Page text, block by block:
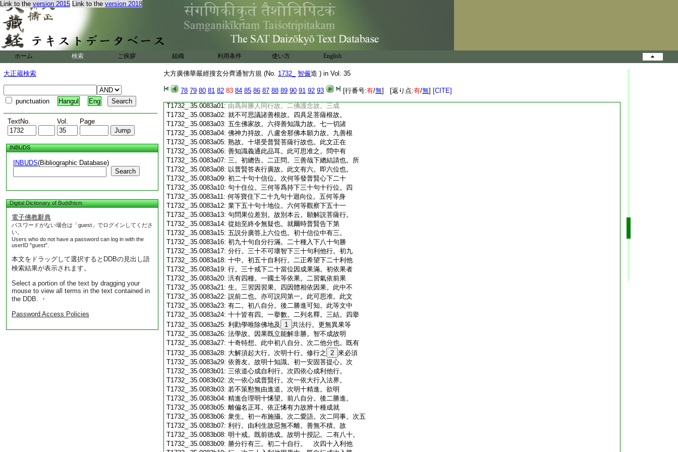
Link to the version 2015 Link to the version 2018
ホーム 検索 ご挨拶 組織 利用条件 使い方 English
大正蔵検索
punctuation Hangul Eng
TextNo. Vol. Page
INBUDS
INBUDS(Bibliographic Database)
Search
Digital Dictionary of Buddhism
電子佛教辭典
パスワードがない場合は「guest」でログインしてくださ
い。
Users who do not have a password can log in with the
userID "guest".
本文をドラッグして選択するとDDBの見出し語
検索結果が表示されます。
Select a portion of the text by dragging your
mouse to view all terms in the text contained in
the DDB. ・
Password Access Policies
大方廣佛華嚴經搜玄分齊通智方規 (No. 1732_ 智儼造 ) in Vol. 35
78 79 80 81 82 83 84 85 86 87 88 89 90 91 92 93 [行番号:有/無] [返り点:有/無] [CITE]
T1732_.35.0082c19:利他。第二列名歎徳中有二。初列名。此略
T1732_.35.0082c20: 列。所以此文菩薩名同普者。爲行體順理
T1732_.35.0082c21:成無異相故也。次歎徳中有四初總。二隨
T1732_.35.0082c22:
諸世下攝法爲首行。三悉能受持下護持正
法行。四隨諸下示成大事行。二入定中有三。
T1732_.35.0082c24:初入定。二列名。三明定力。所以此名華嚴
T1732_.35.0082c25:定。表行嚴果故。三明起定同前可知。四
T1732_.35.0082c26: 請問中所以獨普慧爲法先問。彰今但以
T1732_.35.0082c27: 慧導行也。復顯機廣大故。但慧發於體。故
T1732_.35.0082c28:普慧略問二百句。巧行隨縁故。普賢廣答
二千句也。此中已下有十意。故行教興。一
T1732_.35.0083a01: 由爲與勝人同行故。二佛護念故。三成
T1732_.35.0083a02: 就不可思議諸善根故。四具足菩薩根故。
T1732_.35.0083a03: 五生佛家故。六得善知識力故。七一切諸
T1732_.35.0083a04: 佛神力持故。八盧舍那佛本願力故。九善根
T1732_.35.0083a05: 熟故。十堪受普賢菩薩行故也。此文正在
T1732_.35.0083a06: 善知識義通此品耳。此可思准之。問中有
T1732_.35.0083a07: 三。初總告。二正問。三善哉下總結請也。所
T1732_.35.0083a08: 以普賢答表行廣故。此文有六。即六位也。
T1732_.35.0083a09: 初二十句十信位。次何等發普賢心下二十
T1732_.35.0083a10: 句十住位。三何等爲持下三十句十行位。四
T1732_.35.0083a11: 何等寶住下二十九句十迴向位。五何等身
T1732_.35.0083a12: 業下五十句十地位。六何等觀察下五十一
T1732_.35.0083a13: 句問果位差別。故別本云。願解説菩薩行。
T1732_.35.0083a14: 從始至終令無疑也。就爾時普賢告下第
T1732_.35.0083a15: 五説分廣答上六位也。初十信位中有三。
T1732_.35.0083a16: 初九十句自分行滿。二十種入下八十句勝
T1732_.35.0083a17: 分行。三十不可壞智下三十句利他行。初九
T1732_.35.0083a18: 十中。初五十自利行。二正希望下二十利他
T1732_.35.0083a19: 行。三十戒下二十當位因成果滿。初依果者
T1732_.35.0083a20: 汎有四種。一國土等依果。二習氣依前果
T1732_.35.0083a21: 生。三習因習果。四因體相依因果。此中不
T1732_.35.0083a22: 説前二也。亦可説同第一。此可思准。此文
T1732_.35.0083a23: 有二。初八自分。後二勝進可知。此等文中
T1732_.35.0083a24: 十十皆有四。一擧數。二列名釋。三結。四擧
T1732_.35.0083a25: 利勸學唯除佛地及 1 共法行。更無異果等
T1732_.35.0083a26: 法學故。因果既立能解非勝。智不成故明
T1732_.35.0083a27: 十奇特想。此中初八自分。次二他分也。既有
T1732_.35.0083a28: 大解須起大行。次明十行。修行之 2 來必須
T1732_.35.0083a29: 依善友。故明十知識。初一安固菩提心。次
T1732_.35.0083b01: 三依道心成自利行。次四依心成利他行。
T1732_.35.0083b02: 次一依心成普賢行。次一依大行入法界。
T1732_.35.0083b03: 若不策懃無由進道。次明十精進。欲明
T1732_.35.0083b04: 精進合理明十悕望。前八自分。後二勝進。
T1732_.35.0083b05: 離偏名正耳。依正悕有力故辨十種成就
T1732_.35.0083b06: 衆生。初一布施攝。次二愛語。次二同事。次五
T1732_.35.0083b07: 利行。由利生故惡無不離。善無不積。故
T1732_.35.0083b08: 明十戒。既前徳成。故明十授記。二有八十。
T1732_.35.0083b09: 勝分行有三。初二十自行。 次四十入利他